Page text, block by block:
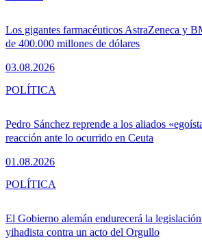
Los gigantes farmacéuticos AstraZeneca y
de 400.000 millones de dólares
03.08.2026
Pedro Sánchez reprende a los aliados
reacción ante lo ocurrido en Ceuta
01.08.2026
POLÍTICA
El Gobierno alemán endurecerá la
yihadista contra un acto del Orgullo
POLÍTICA